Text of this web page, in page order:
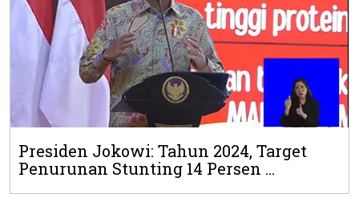
Presiden Jokowi: Tahun 2024, Target
Penurunan Stunting 14 Persen ...